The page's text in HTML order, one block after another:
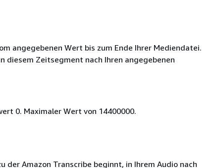
angegebenen Wert bis zum Ende Ihrer Mediendatei.
diesem Zeitsegment nach Ihren angegebenen
0. Maximaler Wert von 14400000.
der Amazon Transcribe beginnt, in Ihrem Audio nach